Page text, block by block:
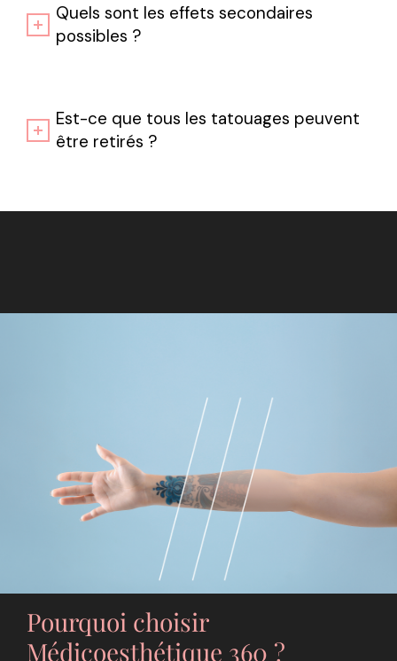
Quels sont les effets secondaires
possibles ?
Est-ce que tous les tatouages peuvent
être retirés ?
Pourquoi choisir
Médicoesthétique 360 ?